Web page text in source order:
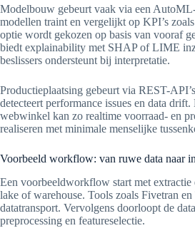
Modelbouw gebeurt vaak via een
modellen traint en vergelijkt op KPI’s
optie wordt gekozen op basis van vooraf
biedt explainability met SHAP of LIME
beslissers ondersteunt bij interpretatie.
Productieplaatsing gebeurt via REST-
detecteert performance issues en data
webwinkel kan zo realtime voorraad- en
realiseren met minimale menselijke
Voorbeeld workflow: van ruwe data naar
Een voorbeeldworkflow start met
lake of warehouse. Tools zoals Fivetran
datatransport. Vervolgens doorloopt de
preprocessing en featureselectie.